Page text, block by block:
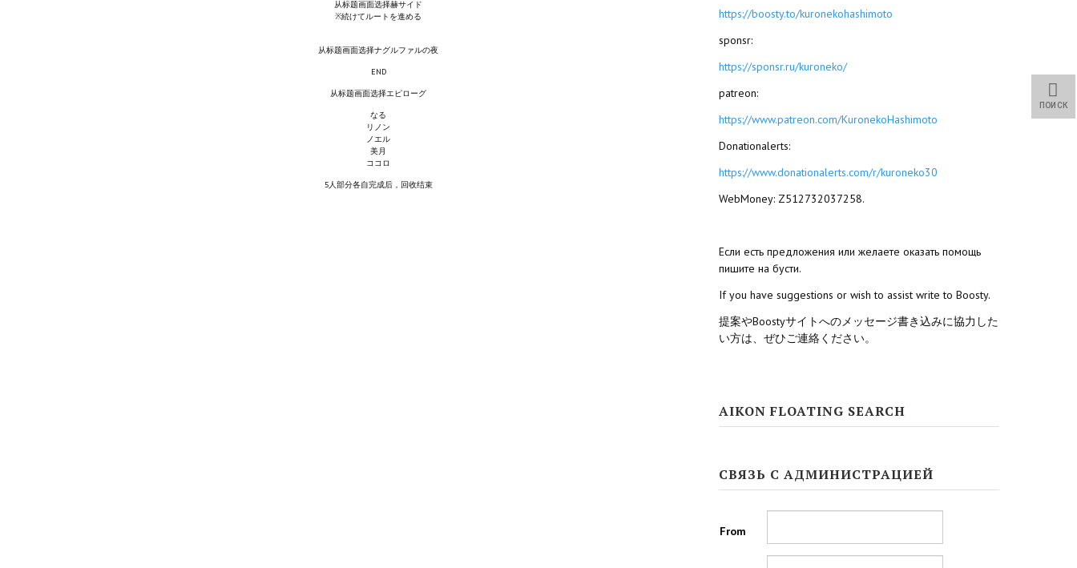
从标题画面选择赫サイド
※続けてルートを進める
从标题画面选择ナグルファルの夜
END
从标题画面选择エピローグ
なる
リノン
ノエル
美月
ココロ
5人部分各自完成后，回收结束
https://boosty.to/kuronekohashimoto
sponsr:
https://sponsr.ru/kuroneko/
patreon:
https://www.patreon.com/KuronekoHashimoto
Donationalerts:
https://www.donationalerts.com/r/kuroneko30
WebMoney: Z512732037258.
Если есть предложения или желаете оказать помощь
пишите на бусти.
If you have suggestions or wish to assist write to Boosty.
提案やBoostyサイトへのメッセージ書き込みに協力した
い方は、ぜひご連絡ください。
AIKON FLOATING SEARCH
ПОИСК
СВЯЗЬ С АДМИНИСТРАЦИЕЙ
From